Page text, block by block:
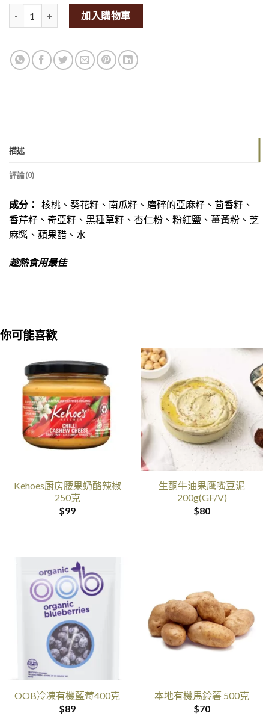
SpiceBox Organics Seedy Bread 400g (GF/V)量
加入購物車
描述
評論(0)
成分：
核桃、葵花籽、南瓜籽、磨碎的亞麻籽、茴香籽、
香芹籽、奇亞籽、黑種草籽、杏仁粉、粉紅鹽、薑黃粉、芝
麻醬、蘋果醋、水
趁熱食用最佳
你可能喜歡
Kehoes厨房腰果奶酪辣椒
250克
$99
生酮牛油果鹰嘴豆泥
200g(GF/V)
$80
OOB冷凍有機藍莓400克
$89
本地有機馬鈴薯 500克
$70